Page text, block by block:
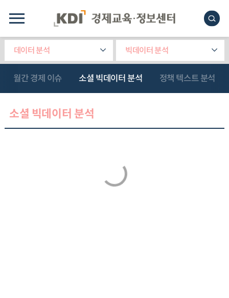
데이터 분석 빅데이터 분석
월간 경제 이슈 소셜 빅데이터 분석 정책 텍스트 분석
소셜 빅데이터 분석